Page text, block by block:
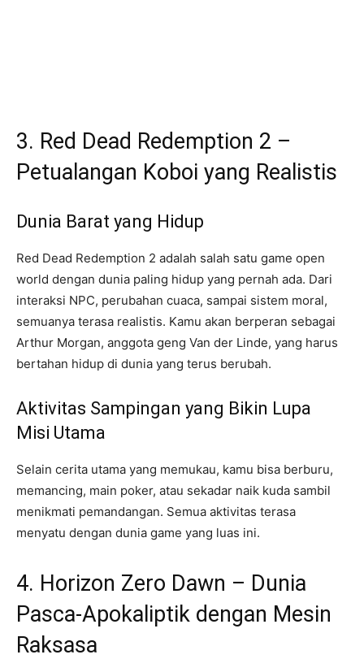
3. Red Dead Redemption 2 –
Petualangan Koboi yang Realistis
Dunia Barat yang Hidup
Red Dead Redemption 2 adalah salah satu game open
world dengan dunia paling hidup yang pernah ada. Dari
interaksi NPC, perubahan cuaca, sampai sistem moral,
semuanya terasa realistis. Kamu akan berperan sebagai
Arthur Morgan, anggota geng Van der Linde, yang harus
bertahan hidup di dunia yang terus berubah.
Aktivitas Sampingan yang Bikin Lupa
Misi Utama
Selain cerita utama yang memukau, kamu bisa berburu,
memancing, main poker, atau sekadar naik kuda sambil
menikmati pemandangan. Semua aktivitas terasa
menyatu dengan dunia game yang luas ini.
4. Horizon Zero Dawn – Dunia
Pasca-Apokaliptik dengan Mesin
Raksasa